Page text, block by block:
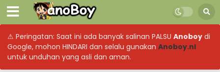
⚠ Peringatan: Saat ini ada banyak salinan PALSU Anoboy di
Google, mohon HINDARI dan selalu gunakan Anoboy.nl
untuk unduhan yang asli dan aman.